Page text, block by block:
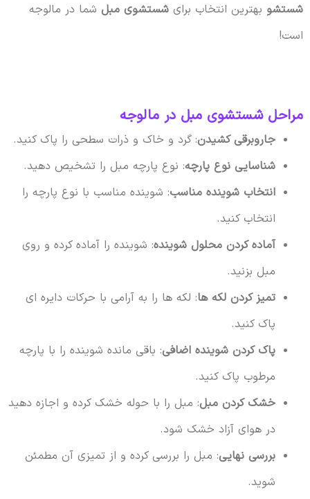
شستشوبهترین انتخاب برای شستشوی مبلشما در مالوجه
است!
مراحل شستشوی مبل در مالوجه
جاروبرقی کشیدن: گرد و خاک و ذرات سطحی را پاک کنید.
شناسایی نوع پارچه: نوع پارچه مبل را تشخیص دهید.
انتخاب شوینده مناسب: شوینده مناسب با نوع پارچه را
انتخاب کنید.
آماده کردن محلول شوینده: شوینده را آماده کرده و روی
مبل بزنید.
تمیز کردن لکه ها: لکه ها را به آرامی با حرکات دایره ای
پاک کنید.
پاک کردن شوینده اضافی: باقی مانده شوینده را با پارچه
مرطوب پاک کنید.
خشک کردن مبل: مبل را با حوله خشک کرده و اجازه دهید
در هوای آزاد خشک شود.
بررسی نهایی: مبل را بررسی کرده و از تمیزی آن مطمئن
شوید.